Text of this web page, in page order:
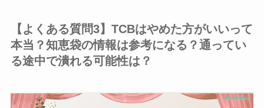
【よくある質問3】TCBはやめた方がいいって
本当？知恵袋の情報は参考になる？通ってい
る途中で潰れる可能性は？